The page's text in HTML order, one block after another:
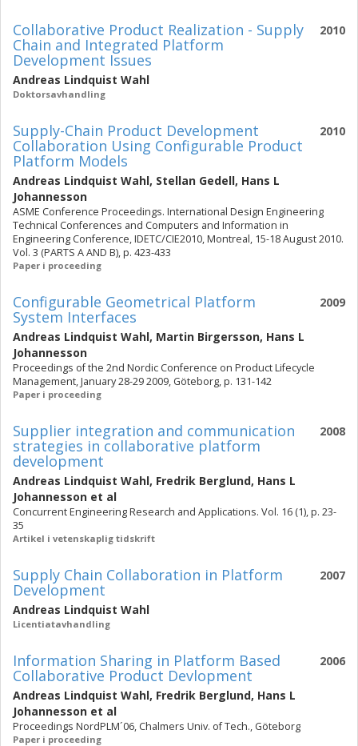
2010
Collaborative Product Realization - Supply
Chain and Integrated Platform
Development Issues
Andreas Lindquist Wahl
Doktorsavhandling
2010
Supply-Chain Product Development
Collaboration Using Configurable Product
Platform Models
Andreas Lindquist Wahl, Stellan Gedell, Hans L
Johannesson
ASME Conference Proceedings. International Design Engineering
Technical Conferences and Computers and Information in
Engineering Conference, IDETC/CIE2010, Montreal, 15-18 August 2010.
Vol. 3 (PARTS A AND B), p. 423-433
Paper i proceeding
2009
Configurable Geometrical Platform
System Interfaces
Andreas Lindquist Wahl, Martin Birgersson, Hans L
Johannesson
Proceedings of the 2nd Nordic Conference on Product Lifecycle
Management, January 28-29 2009, Göteborg, p. 131-142
Paper i proceeding
2008
Supplier integration and communication
strategies in collaborative platform
development
Andreas Lindquist Wahl, Fredrik Berglund, Hans L
Johannesson et al
Concurrent Engineering Research and Applications. Vol. 16 (1), p. 23-
35
Artikel i vetenskaplig tidskrift
2007
Supply Chain Collaboration in Platform
Development
Andreas Lindquist Wahl
Licentiatavhandling
2006
Information Sharing in Platform Based
Collaborative Product Devlopment
Andreas Lindquist Wahl, Fredrik Berglund, Hans L
Johannesson et al
Proceedings NordPLM´06, Chalmers Univ. of Tech., Göteborg
Paper i proceeding